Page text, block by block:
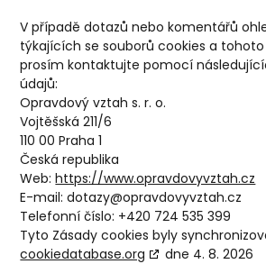
V případě dotazů nebo komentářů
týkajících se souborů cookies a
prosím kontaktujte pomocí
údajů:
Opravdový vztah s. r. o.
Vojtěšská 211/6
110 00 Praha 1
Česká republika
Web:https://www.opravdovyvztah.cz
E-mail:dotazy@opravdovyvztah.cz
Telefonní číslo: +420 724 535 399
Tyto Zásady cookies byly
cookiedatabase.org
dne 4. 8. 2026